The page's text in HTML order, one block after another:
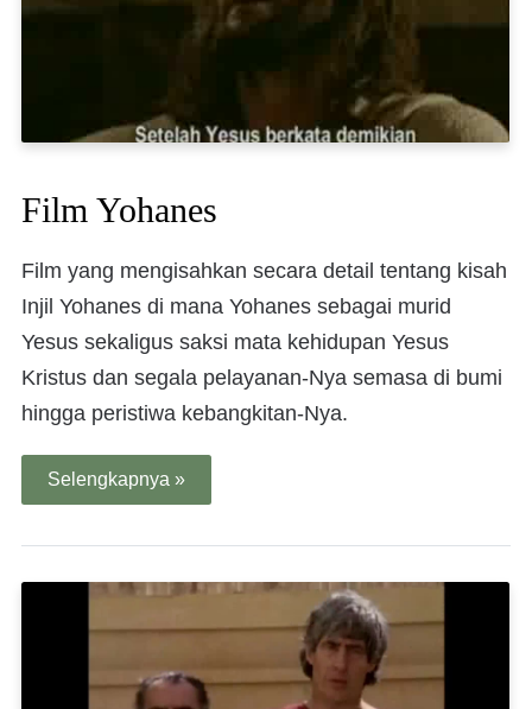
Film Yohanes
Film yang mengisahkan secara detail tentang kisah
Injil Yohanes di mana Yohanes sebagai murid
Yesus sekaligus saksi mata kehidupan Yesus
Kristus dan segala pelayanan-Nya semasa di bumi
hingga peristiwa kebangkitan-Nya.
Selengkapnya »